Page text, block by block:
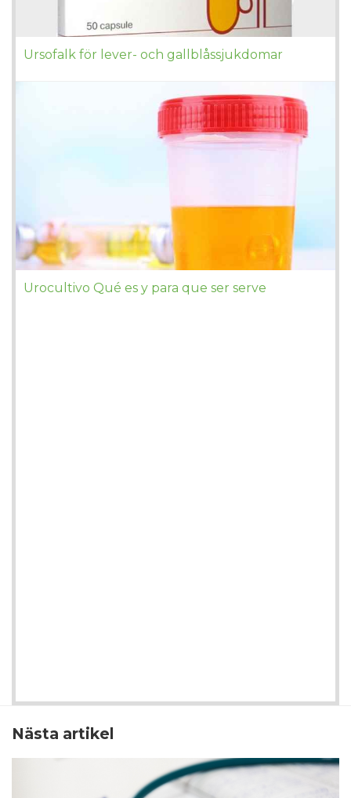
Ursofalk för lever- och gallblåssjukdomar
Urocultivo Qué es y para que ser serve
Nästa artikel